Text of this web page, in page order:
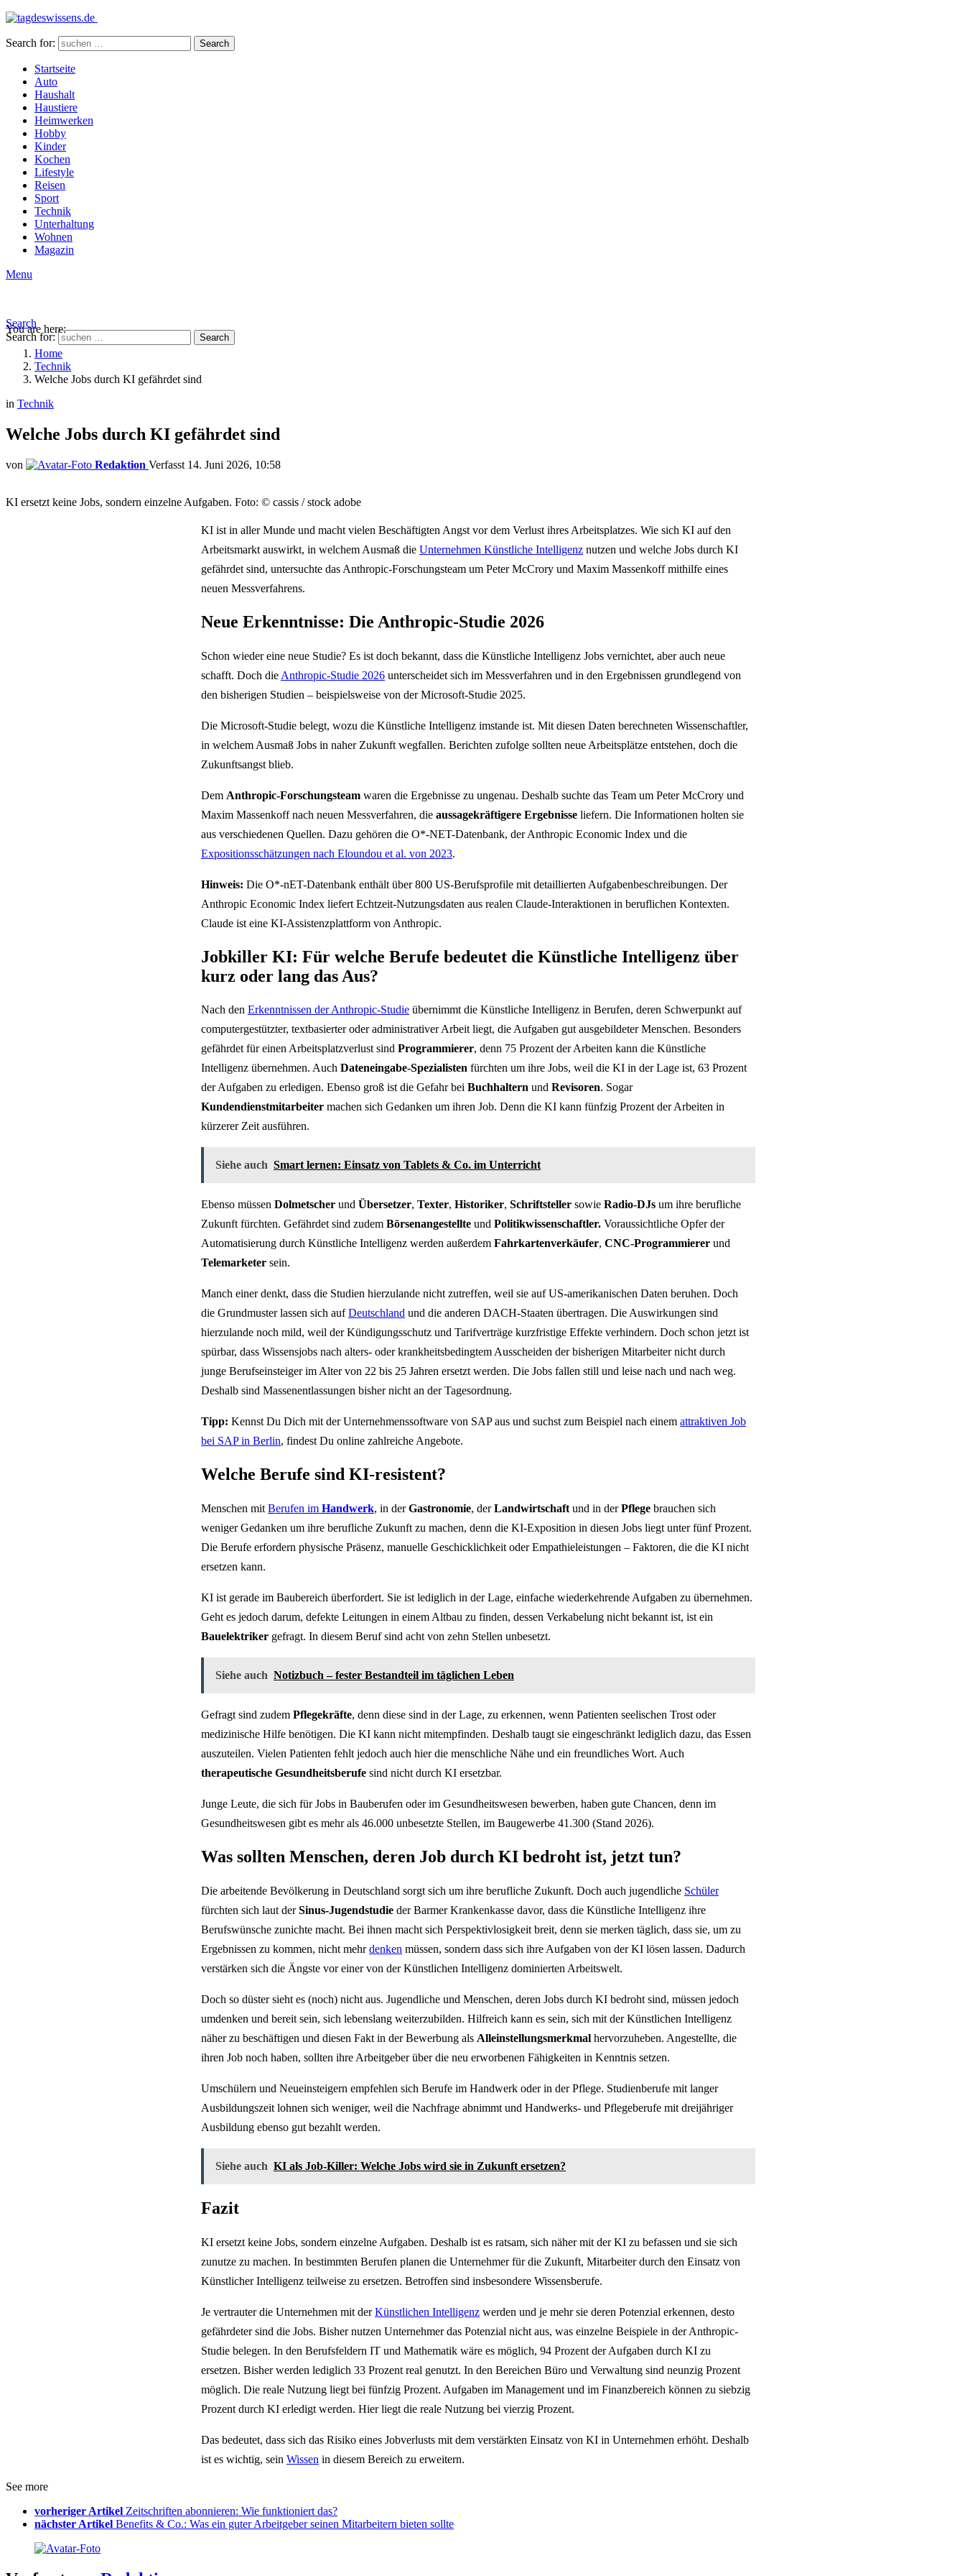
Search for: Search
Startseite
Auto
Haushalt
Haustiere
Heimwerken
Hobby
Kinder
Kochen
Lifestyle
Reisen
Sport
Technik
Unterhaltung
Wohnen
Magazin
Menu
Search
Search for:
Search
You are here:
Home
Technik
Welche Jobs durch KI gefährdet sind
in Technik
Welche Jobs durch KI gefährdet sind
von Redaktion 14. Juni 2026, 10:58
KI ersetzt keine Jobs, sondern einzelne Aufgaben. Foto: © cassis / stock adobe
KI ist in aller Munde und macht vielen Beschäftigten Angst vor dem Verlust ihres Arbeitsplatzes. Wie sich KI auf den
Arbeitsmarkt auswirkt, in welchem Ausmaß die Unternehmen Künstliche Intelligenz nutzen und welche Jobs durch KI
gefährdet sind, untersuchte das Anthropic-Forschungsteam um Peter McCrory und Maxim Massenkoff mithilfe eines
neuen Messverfahrens.
Neue Erkenntnisse: Die Anthropic-Studie 2026
Schon wieder eine neue Studie? Es ist doch bekannt, dass die Künstliche Intelligenz Jobs vernichtet, aber auch neue
schafft. Doch die Anthropic-Studie 2026 unterscheidet sich im Messverfahren und in den Ergebnissen grundlegend von
den bisherigen Studien – beispielsweise von der Microsoft-Studie 2025.
Die Microsoft-Studie belegt, wozu die Künstliche Intelligenz imstande ist. Mit diesen Daten berechneten Wissenschaftler,
in welchem Ausmaß Jobs in naher Zukunft wegfallen. Berichten zufolge sollten neue Arbeitsplätze entstehen, doch die
Zukunftsangst blieb.
Dem Anthropic-Forschungsteam waren die Ergebnisse zu ungenau. Deshalb suchte das Team um Peter McCrory und
Maxim Massenkoff nach neuen Messverfahren, die aussagekräftigere Ergebnisse liefern. Die Informationen holten sie
aus verschiedenen Quellen. Dazu gehören die O*-NET-Datenbank, der Anthropic Economic Index und die
Expositionsschätzungen nach Eloundou et al. von 2023.
Hinweis: Die O*-nET-Datenbank enthält über 800 US-Berufsprofile mit detaillierten Aufgabenbeschreibungen. Der
Anthropic Economic Index liefert Echtzeit-Nutzungsdaten aus realen Claude-Interaktionen in beruflichen Kontexten.
Claude ist eine KI-Assistenzplattform von Anthropic.
Jobkiller KI: Für welche Berufe bedeutet die Künstliche Intelligenz über
kurz oder lang das Aus?
Nach den Erkenntnissen der Anthropic-Studie übernimmt die Künstliche Intelligenz in Berufen, deren Schwerpunkt auf
computergestützter, textbasierter oder administrativer Arbeit liegt, die Aufgaben gut ausgebildeter Menschen. Besonders
gefährdet für einen Arbeitsplatzverlust sind Programmierer, denn 75 Prozent der Arbeiten kann die Künstliche
Intelligenz übernehmen. Auch Dateneingabe-Spezialisten fürchten um ihre Jobs, weil die KI in der Lage ist, 63 Prozent
der Aufgaben zu erledigen. Ebenso groß ist die Gefahr bei Buchhaltern und Revisoren. Sogar
Kundendienstmitarbeiter machen sich Gedanken um ihren Job. Denn die KI kann fünfzig Prozent der Arbeiten in
kürzerer Zeit ausführen.
Siehe auch Smart lernen: Einsatz von Tablets & Co. im Unterricht
Ebenso müssen Dolmetscher und Übersetzer, Texter, Historiker, Schriftsteller sowie Radio-DJs um ihre berufliche
Zukunft fürchten. Gefährdet sind zudem Börsenangestellte und Politikwissenschaftler. Voraussichtliche Opfer der
Automatisierung durch Künstliche Intelligenz werden außerdem Fahrkartenverkäufer, CNC-Programmierer und
Telemarketer sein.
Manch einer denkt, dass die Studien hierzulande nicht zutreffen, weil sie auf US-amerikanischen Daten beruhen. Doch
die Grundmuster lassen sich aufDeutschland und die anderen DACH-Staaten übertragen. Die Auswirkungen sind
hierzulande noch mild, weil der Kündigungsschutz und Tarifverträge kurzfristige Effekte verhindern. Doch schon jetzt ist
spürbar, dass Wissensjobs nach alters- oder krankheitsbedingtem Ausscheiden der bisherigen Mitarbeiter nicht durch
junge Berufseinsteiger im Alter von 22 bis 25 Jahren ersetzt werden. Die Jobs fallen still und leise nach und nach weg.
Deshalb sind Massenentlassungen bisher nicht an der Tagesordnung.
Tipp: Kennst Du Dich mit der Unternehmenssoftware von SAP aus und suchst zum Beispiel nach einem attraktiven Job
bei SAP in Berlin, findest Du online zahlreiche Angebote.
Welche Berufe sind KI-resistent?
Menschen mit Berufen im Handwerk, in derGastronomie, derLandwirtschaft und in derPflege brauchen sich
weniger Gedanken um ihre berufliche Zukunft zu machen, denn die KI-Exposition in diesen Jobs liegt unter fünf Prozent.
Die Berufe erfordern physische Präsenz, manuelle Geschicklichkeit oder Empathieleistungen – Faktoren, die die KI nicht
ersetzen kann.
KI ist gerade im Baubereich überfordert. Sie ist lediglich in der Lage, einfache wiederkehrende Aufgaben zu übernehmen.
Geht es jedoch darum, defekte Leitungen in einem Altbau zu finden, dessen Verkabelung nicht bekannt ist, ist ein
Bauelektriker gefragt. In diesem Beruf sind acht von zehn Stellen unbesetzt.
Siehe auch Notizbuch – fester Bestandteil im täglichen Leben
Gefragt sind zudem Pflegekräfte, denn diese sind in der Lage, zu erkennen, wenn Patienten seelischen Trost oder
medizinische Hilfe benötigen. Die KI kann nicht mitempfinden. Deshalb taugt sie eingeschränkt lediglich dazu, das Essen
auszuteilen. Vielen Patienten fehlt jedoch auch hier die menschliche Nähe und ein freundliches Wort. Auch
therapeutische Gesundheitsberufe sind nicht durch KI ersetzbar.
Junge Leute, die sich für Jobs in Bauberufen oder im Gesundheitswesen bewerben, haben gute Chancen, denn im
Gesundheitswesen gibt es mehr als 46.000 unbesetzte Stellen, im Baugewerbe 41.300 (Stand 2026).
Was sollten Menschen, deren Job durch KI bedroht ist, jetzt tun?
Die arbeitende Bevölkerung in Deutschland sorgt sich um ihre berufliche Zukunft. Doch auch jugendliche Schüler
fürchten sich laut derSinus-Jugendstudie der Barmer Krankenkasse davor, dass die Künstliche Intelligenz ihre
Berufswünsche zunichte macht. Bei ihnen macht sich Perspektivlosigkeit breit, denn sie merken täglich, dass sie, um zu
Ergebnissen zu kommen, nicht mehrdenken müssen, sondern dass sich ihre Aufgaben von der KI lösen lassen. Dadurch
verstärken sich die Ängste vor einer von der Künstlichen Intelligenz dominierten Arbeitswelt.
Doch so düster sieht es (noch) nicht aus. Jugendliche und Menschen, deren Jobs durch KI bedroht sind, müssen jedoch
umdenken und bereit sein, sich lebenslang weiterzubilden. Hilfreich kann es sein, sich mit der Künstlichen Intelligenz
näher zu beschäftigen und diesen Fakt in der Bewerbung als Alleinstellungsmerkmal hervorzuheben. Angestellte, die
ihren Job noch haben, sollten ihre Arbeitgeber über die neu erworbenen Fähigkeiten in Kenntnis setzen.
Umschülern und Neueinsteigern empfehlen sich Berufe im Handwerk oder in der Pflege. Studienberufe mit langer
Ausbildungszeit lohnen sich weniger, weil die Nachfrage abnimmt und Handwerks- und Pflegeberufe mit dreijähriger
Ausbildung ebenso gut bezahlt werden.
Siehe auch KI als Job-Killer: Welche Jobs wird sie in Zukunft ersetzen?
Fazit
KI ersetzt keine Jobs, sondern einzelne Aufgaben. Deshalb ist es ratsam, sich näher mit der KI zu befassen und sie sich
zunutze zu machen. In bestimmten Berufen planen die Unternehmer für die Zukunft, Mitarbeiter durch den Einsatz von
Künstlicher Intelligenz teilweise zu ersetzen. Betroffen sind insbesondere Wissensberufe.
Je vertrauter die Unternehmen mit derKünstlichen Intelligenz werden und je mehr sie deren Potenzial erkennen, desto
gefährdeter sind die Jobs. Bisher nutzen Unternehmer das Potenzial nicht aus, was einzelne Beispiele in der Anthropic-
Studie belegen. In den Berufsfeldern IT und Mathematik wäre es möglich, 94 Prozent der Aufgaben durch KI zu
ersetzen. Bisher werden lediglich 33 Prozent real genutzt. In den Bereichen Büro und Verwaltung sind neunzig Prozent
möglich. Die reale Nutzung liegt bei fünfzig Prozent. Aufgaben im Management und im Finanzbereich können zu siebzig
Prozent durch KI erledigt werden. Hier liegt die reale Nutzung bei vierzig Prozent.
Das bedeutet, dass sich das Risiko eines Jobverlusts mit dem verstärkten Einsatz von KI in Unternehmen erhöht. Deshalb
ist es wichtig, sein Wissen in diesem Bereich zu erweitern.
See more
vorheriger Artikel Zeitschriften abonnieren: Wie funktioniert das?
nächster Artikel Benefits & Co.: Was ein guter Arbeitgeber seinen Mitarbeitern bieten sollte